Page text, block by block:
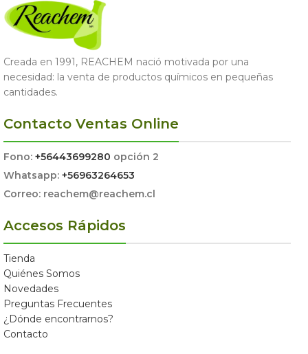
Creada en 1991, REACHEM nació motivada por una
necesidad: la venta de productos químicos en pequeñas
cantidades.
Contacto Ventas Online
Fono: +56443699280 opción 2
Whatsapp: +56963264653
Correo: reachem@reachem.cl
Accesos Rápidos
Tienda
Quiénes Somos
Novedades
Preguntas Frecuentes
¿Dónde encontrarnos?
Contacto